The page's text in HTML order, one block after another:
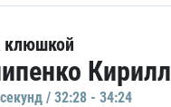
клюшкой
Кирилл
/ 32:28 - 34:24